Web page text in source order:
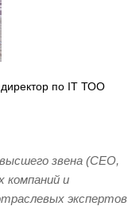
по IT ТОО
звена (СЕО,
компаний и
экспертов